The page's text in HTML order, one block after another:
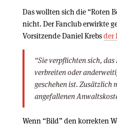
Das wollten sich die “Roten
nicht. Der Fanclub erwirkte
Vorsitzende Daniel Krebsder
“Sie verpflichten sich,
verbreiten oder
geschehen ist. Zusätzlich
angefallenen
Wenn “Bild” den korrekten